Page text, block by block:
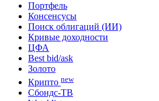
Портфель
Консенсусы
Поиск облигаций (ИИ)
Кривые доходности
ЦФА
Best bid/ask
Золото
Крипто new
Сбондс-ТВ